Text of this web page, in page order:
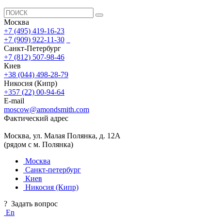
Москва
+7 (495) 419-16-23
+7 (909) 922-11-30
Санкт-Петербург
+7 (812) 507-98-46
Киев
+38 (044) 498-28-79
Никосия (Кипр)
+357 (22) 00-94-64
E-mail
moscow@amondsmith.com
Фактический адрес
Москва, ул. Малая Полянка, д. 12А
(рядом с м. Полянка)
Москва
Санкт-петербург
Киев
Никосия (Кипр)
? Задать вопрос
En